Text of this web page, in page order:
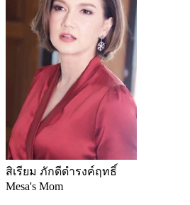
สิเรียม ภักดีดำรงค์ฤทธิ์
Mesa's Mom